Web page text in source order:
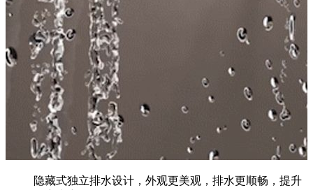
隐藏式独立排水设计，外观更美观，排水更顺畅，提升